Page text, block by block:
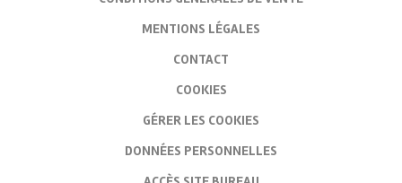
MENTIONS LÉGALES
CONTACT
COOKIES
GÉRER LES COOKIES
DONNÉES PERSONNELLES